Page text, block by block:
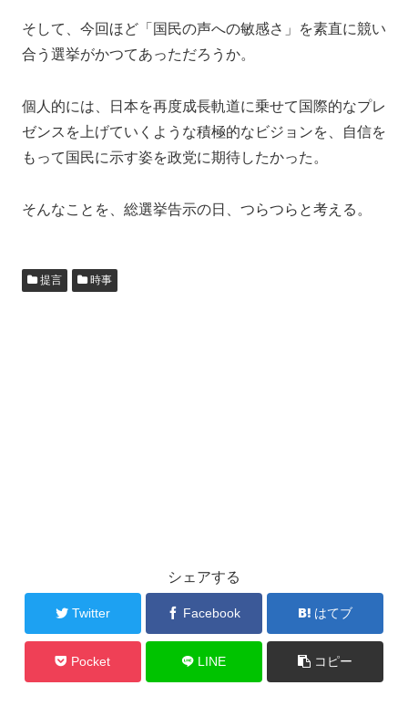
そして、今回ほど「国民の声への敏感さ」を素直に競い
合う選挙がかつてあっただろうか。
個人的には、日本を再度成長軌道に乗せて国際的なプレ
ゼンスを上げていくような積極的なビジョンを、自信を
もって国民に示す姿を政党に期待したかった。
そんなことを、総選挙告示の日、つらつらと考える。
提言 時事
シェアする
Twitter Facebook はてブ
Pocket LINE コピー